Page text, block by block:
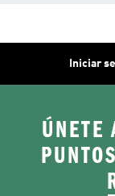
Iniciar